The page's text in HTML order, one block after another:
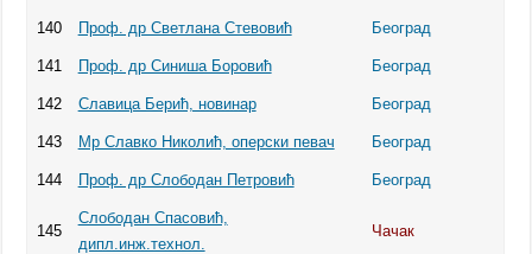
140 Проф. др Светлана Стевовић Београд
141 Проф. др Синиша Боровић Београд
142 Славица Берић, новинар Београд
143 Мр Славко Николић, оперски певач Београд
144 Проф. др Слободан Петровић Београд
145
Слободан Спасовић,
дипл.инж.технол.
Чачак